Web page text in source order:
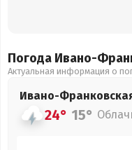
Погода Ивано-
Актуальная информация о
Ивано-
24° 15°